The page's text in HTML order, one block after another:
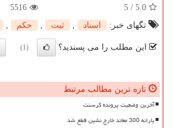
5.0
/
5
5516
تگهای خبر:
اسناد ثبت حكم
این مطلب را می پسندید؟ (1)
تازه ترین مطالب مرتبط
آخرین وضعیت پرونده کرسنت
یارانه 300 معاند خارج نشین قطع شد